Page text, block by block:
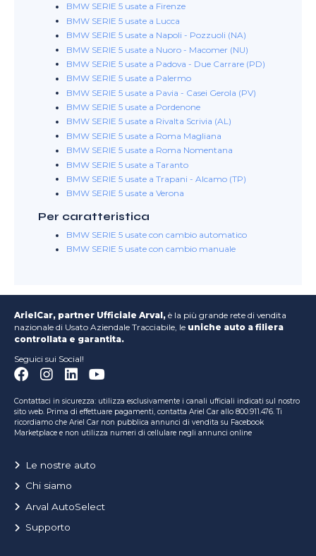
BMW SERIE 5 usate a Firenze
BMW SERIE 5 usate a Lucca
BMW SERIE 5 usate a Napoli - Pozzuoli (NA)
BMW SERIE 5 usate a Nuoro - Macomer (NU)
BMW SERIE 5 usate a Padova - Due Carrare (PD)
BMW SERIE 5 usate a Palermo
BMW SERIE 5 usate a Pavia - Casei Gerola (PV)
BMW SERIE 5 usate a Pordenone
BMW SERIE 5 usate a Rivalta Scrivia (AL)
BMW SERIE 5 usate a Roma Magliana
BMW SERIE 5 usate a Roma Nomentana
BMW SERIE 5 usate a Taranto
BMW SERIE 5 usate a Trapani - Alcamo (TP)
BMW SERIE 5 usate a Verona
Per caratteristica
BMW SERIE 5 usate con cambio automatico
BMW SERIE 5 usate con cambio manuale
ArielCar, partner Ufficiale Arval, è la più grande rete di vendita
nazionale di Usato Aziendale Tracciabile, le uniche auto a filiera
controllata e garantita.
Seguici sui Social!
Contattaci in sicurezza: utilizza esclusivamente i canali ufficiali indicati sul nostro
sito web. Prima di effettuare pagamenti, contatta Ariel Car allo 800.911.476. Ti
ricordiamo che Ariel Car non pubblica annunci di vendita su Facebook
Marketplace e non utilizza numeri di cellulare negli annunci online
Le nostre auto
Chi siamo
Arval AutoSelect
Supporto